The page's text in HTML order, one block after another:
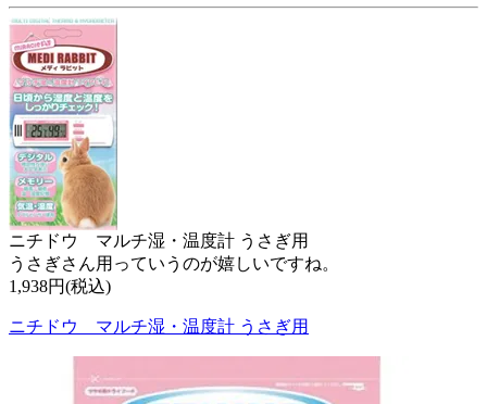
ニチドウ マルチ湿・温度計 うさぎ用
うさぎさん用っていうのが嬉しいですね。
1,938円(税込)
ニチドウ マルチ湿・温度計 うさぎ用